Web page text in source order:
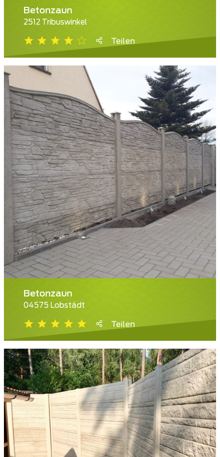
Betonzaun
2512 Tribuswinkel
Teilen
Betonzaun
04575 Lobstädt
Teilen